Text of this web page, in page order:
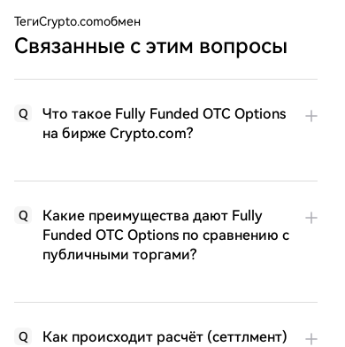
ТегиCrypto.comобмен
Связанные с этим вопросы
Q
Что такое Fully Funded OTC Options
на бирже Crypto.com?
Q
Какие преимущества дают Fully
Funded OTC Options по сравнению с
публичными торгами?
Q
Как происходит расчёт (сеттлмент)